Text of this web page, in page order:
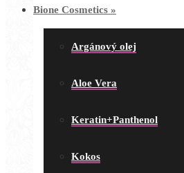
Bione Cosmetics »
Argánový olej
Aloe Vera
Keratin+Panthenol
Kokos